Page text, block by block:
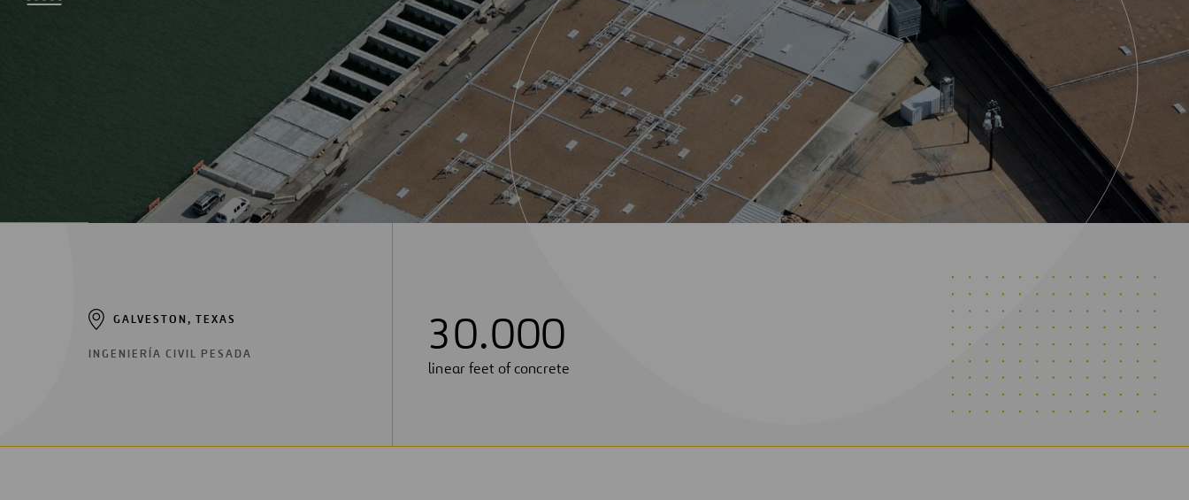
Digitalización
Automatización
Ingeniería
GALVESTON, TEXAS
INGENIERÍA CIVIL PESADA 30.000
linear feet of concrete